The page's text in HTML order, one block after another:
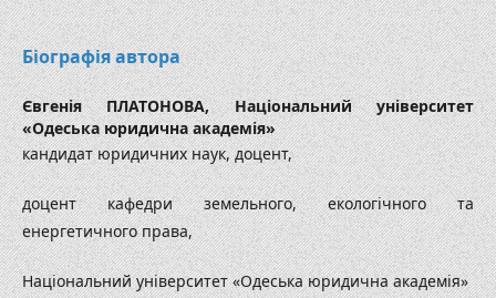
Біографія автора
Євгенія ПЛАТОНОВА,Національний університет
«Одеська юридична академія»
кандидат юридичних наук, доцент,
доцент кафедри земельного, екологічного та
енергетичного права,
Національний університет «Одеська юридична академія»